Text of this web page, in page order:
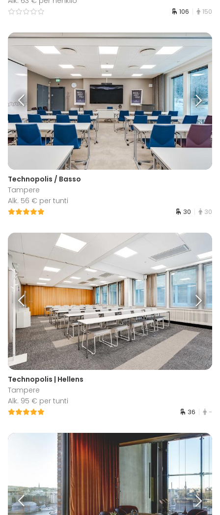
106 150
Technopolis / Basso
Tampere
Alk. 56 € per tunti
30 30
Technopolis | Hellens
Tampere
Alk. 95 € per tunti
36 -